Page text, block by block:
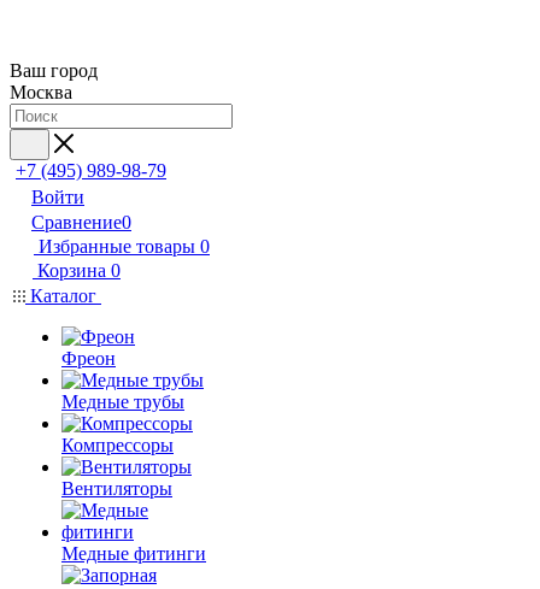
Ваш город
Москва
+7 (495) 989-98-79
Войти
Сравнение0
Избранные товары 0
Корзина 0
Каталог
Фреон
Медные трубы
Компрессоры
Вентиляторы
Медные фитинги